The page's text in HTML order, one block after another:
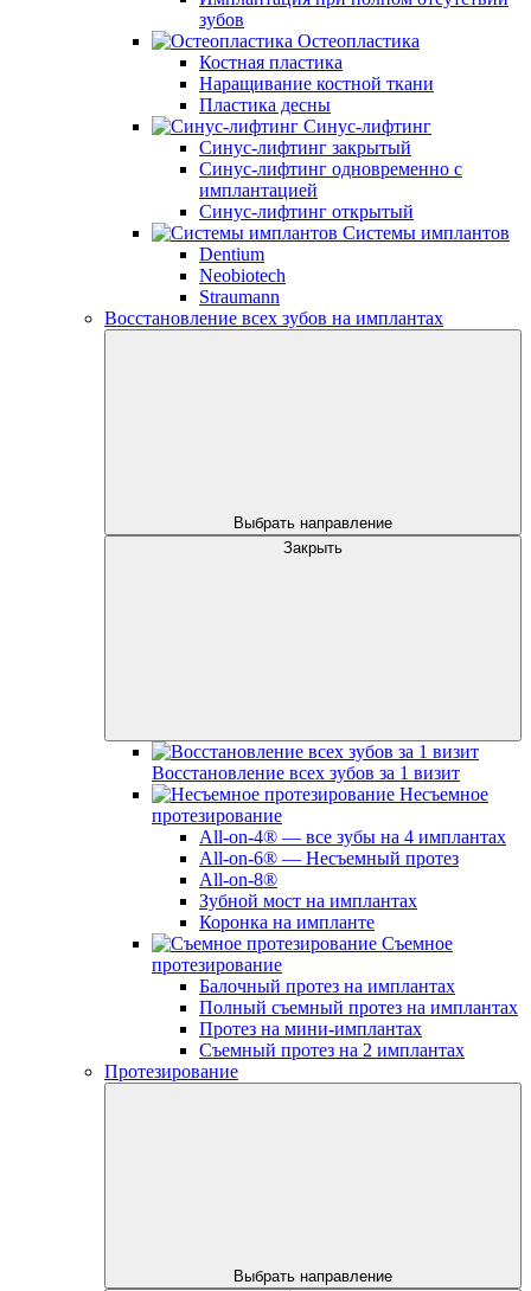
зубов
Остеопластика
Костная пластика
Наращивание костной ткани
Пластика десны
Синус-лифтинг
Синус-лифтинг закрытый
Синус-лифтинг одновременно с
имплантацией
Синус-лифтинг открытый
Системы имплантов
Dentium
Neobiotech
Straumann
Восстановление всех зубов на имплантах
Выбрать направление
Закрыть
Восстановление всех зубов за 1 визит
Несъемное
протезирование
All-on-4® — все зубы на 4 имплантах
All-on-6® — Несъемный протез
All-on-8®
Зубной мост на имплантах
Коронка на импланте
Съемное
протезирование
Балочный протез на имплантах
Полный съемный протез на имплантах
Протез на мини-имплантах
Съемный протез на 2 имплантах
Протезирование
Выбрать направление